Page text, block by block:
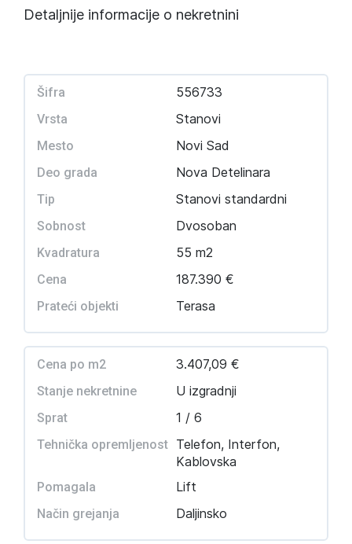
Detaljnije informacije o nekretnini
Šifra 556733
Vrsta Stanovi
Mesto Novi Sad
Deo grada Nova Detelinara
Tip Stanovi standardni
Sobnost Dvosoban
Kvadratura 55 m2
Cena 187.390 €
Prateći objekti Terasa
Cena po m2 3.407,09 €
Stanje nekretnine U izgradnji
Sprat 1 / 6
Tehnička opremljenost Telefon, Interfon,
Kablovska
Pomagala Lift
Način grejanja Daljinsko